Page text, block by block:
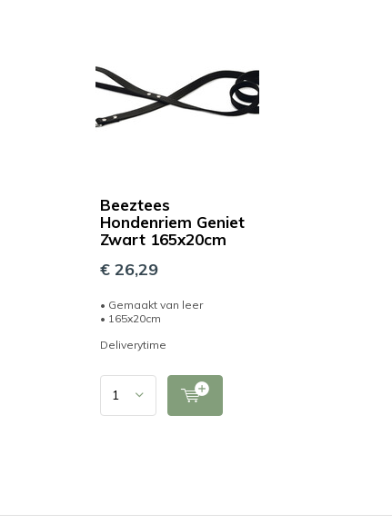
Beeztees
Hondenriem Geniet
Zwart 165x20cm
€ 26,29
• Gemaakt van leer
• 165x20cm
Deliverytime